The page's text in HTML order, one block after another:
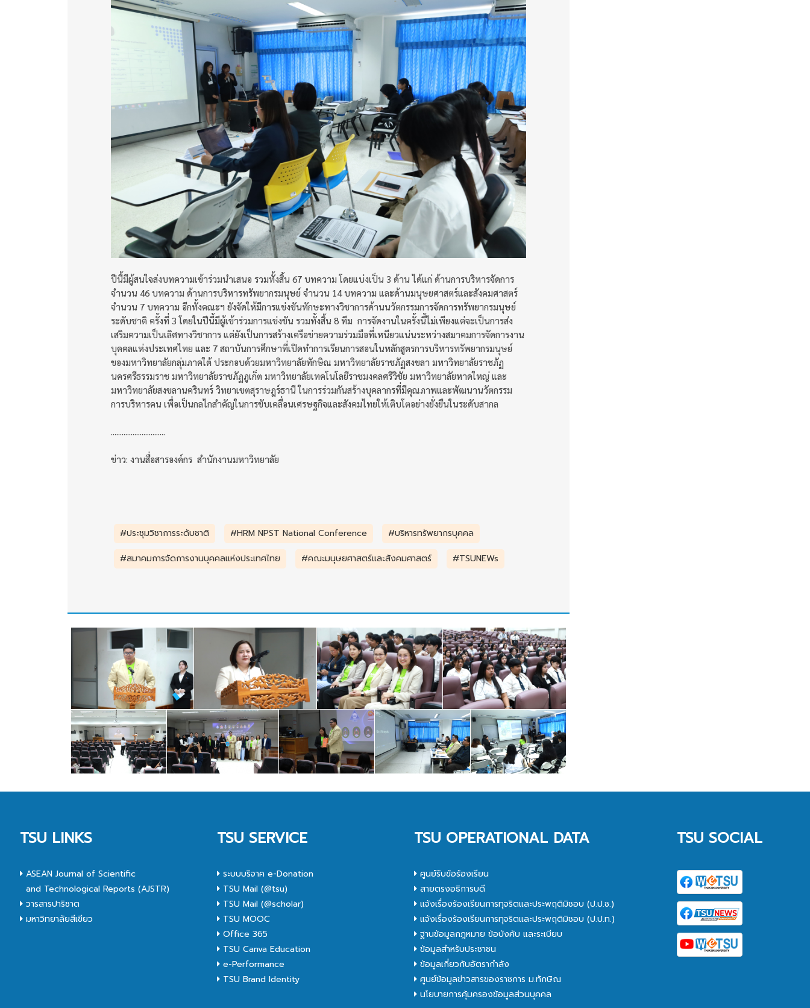
ปีนี้มีผู้สนใจส่งบทความเข้าร่วมนำเสนอ รวมทั้งสิ้น 67 บทความ โดยแบ่งเป็น 3 ด้าน ได้แก่ ด้านการบริหารจัดการ
จำนวน 46 บทความ ด้านการบริหารทรัพยากรมนุษย์ จำนวน 14 บทความ และด้านมนุษยศาสตร์และสังคมศาสตร์
จำนวน 7 บทความ อีกทั้งคณะฯ ยังจัดให้มีการแข่งขันทักษะทางวิชาการด้านนวัตกรรมการจัดการทรัพยากรมนุษย์
ระดับชาติ ครั้งที่ 3 โดยในปีนี้มีผู้เข้าร่วมการแข่งขัน รวมทั้งสิ้น 8 ทีม การจัดงานในครั้งนี้ไม่เพียงแต่จะเป็นการส่ง
เสริมความเป็นเลิศทางวิชาการ แต่ยังเป็นการสร้างเครือข่ายความร่วมมือที่เหนียวแน่นระหว่างสมาคมการจัดการงาน
บุคคลแห่งประเทศไทย และ 7 สถาบันการศึกษาที่เปิดทำการเรียนการสอนในหลักสูตรการบริหารทรัพยากรมนุษย์
ของมหาวิทยาลัยกลุ่มภาคใต้ ประกอบด้วยมหาวิทยาลัยทักษิณ มหาวิทยาลัยราชภัฏสงขลา มหาวิทยาลัยราชภัฏ
นครศรีธรรมราช มหาวิทยาลัยราชภัฏภูเก็ต มหาวิทยาลัยเทคโนโลยีราชมงคลศรีวิชัย มหาวิทยาลัยหาดใหญ่ และ
มหาวิทยาลัยสงขลานครินทร์ วิทยาเขตสุราษฎร์ธานี ในการร่วมกันสร้างบุคลากรที่มีคุณภาพและพัฒนานวัตกรรม
การบริหารคน เพื่อเป็นกลไกสำคัญในการขับเคลื่อนเศรษฐกิจและสังคมไทยให้เติบโตอย่างยั่งยืนในระดับสากล
ข่าว: งานสื่อสารองค์กร สำนักงานมหาวิทยาลัย
#ประชุมวิชาการระดับชาติ #HRM NPST National Conference
#บริหารทรัพยากรบุคคล
#สมาคมการจัดการงานบุคคลแห่งประเทศไทย
#คณะมนุษยศาสตร์และสังคมศาสตร์ #TSUNEWs
TSU LINKS
ASEAN Journal of Scientific
and Technological Reports (AJSTR)
วารสารปาริชาต
มหาวิทยาลัยสีเขียว
TSU SERVICE
ระบบบริจาค e-Donation
TSU Mail (@tsu)
TSU Mail (@scholar)
TSU MOOC
Office 365
TSU Canva Education
e-Performance
TSU Brand Identity
TSU OPERATIONAL DATA
ศูนย์รับข้อร้องเรียน
สายตรงอธิการบดี
แจ้งเรื่องร้องเรียนการทุจริตและประพฤติมิชอบ (ป.ป.ช.)
แจ้งเรื่องร้องเรียนการทุจริตและประพฤติมิชอบ (ป.ป.ท.)
ฐานข้อมูลกฎหมาย ข้อบังคับ และระเบียบ
ข้อมูลสำหรับประชาชน
ข้อมูลเกี่ยวกับอัตรากำลัง
ศูนย์ข้อมูลข่าวสารของราชการ ม.ทักษิณ
นโยบายการคุ้มครองข้อมูลส่วนบุคคล
TSU SOCIAL